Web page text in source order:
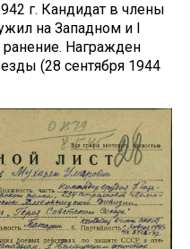
г. Кандидат в члены
на Западном и I
Награжден
(28 сентября 1944